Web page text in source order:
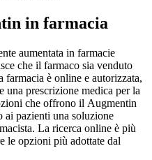
in farmacia
aumentata in farmacie
che il farmaco sia venduto
farmacia è online e autorizzata,
una prescrizione medica per la
che offrono il Augmentin
ai pazienti una soluzione
La ricerca online è più
le opzioni più adottate dal